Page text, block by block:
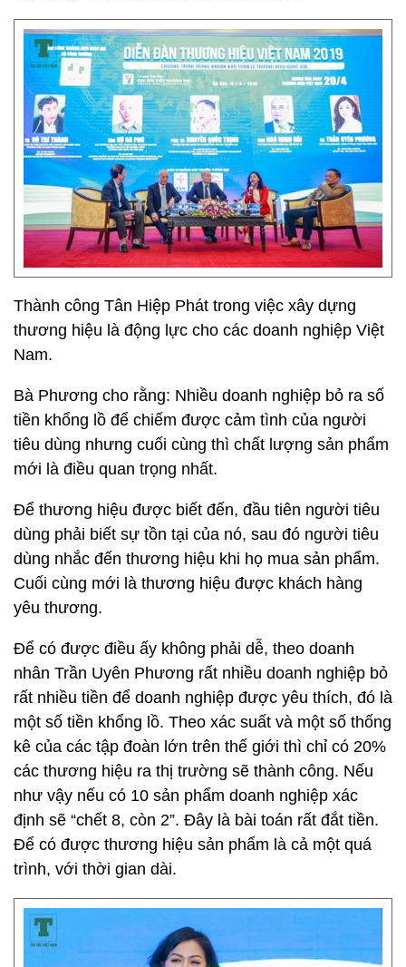
Thành công Tân Hiệp Phát trong việc xây dựng
thương hiệu là động lực cho các doanh nghiệp Việt
Nam.
Bà Phương cho rằng: Nhiều doanh nghiệp bỏ ra số
tiền khổng lồ để chiếm được cảm tình của người
tiêu dùng nhưng cuối cùng thì chất lượng sản phẩm
mới là điều quan trọng nhất.
Để thương hiệu được biết đến, đầu tiên người tiêu
dùng phải biết sự tồn tại của nó, sau đó người tiêu
dùng nhắc đến thương hiệu khi họ mua sản phẩm.
Cuối cùng mới là thương hiệu được khách hàng
yêu thương.
Để có được điều ấy không phải dễ, theo doanh
nhân Trần Uyên Phương rất nhiều doanh nghiệp bỏ
rất nhiều tiền để doanh nghiệp được yêu thích, đó là
một số tiền khổng lồ. Theo xác suất và một số thống
kê của các tập đoàn lớn trên thế giới thì chỉ có 20%
các thương hiệu ra thị trường sẽ thành công. Nếu
như vậy nếu có 10 sản phẩm doanh nghiệp xác
định sẽ “chết 8, còn 2”. Đây là bài toán rất đắt tiền.
Để có được thương hiệu sản phẩm là cả một quá
trình, với thời gian dài.